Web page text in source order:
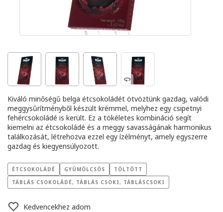
Kiváló minőségű belga étcsokoládét ötvöztünk gazdag, valódi
meggysűrítményből készült krémmel, melyhez egy csipetnyi
fehércsokoládé is került. Ez a tökéletes kombináció segít
kiemelni az étcsokoládé és a meggy savasságának harmonikus
találkozását, létrehozva ezzel egy ízélményt, amely egyszerre
gazdag és kiegyensúlyozott.
ÉTCSOKOLÁDÉ GYÜMÖLCSÖS
TÖLTÖTT
TÁBLÁS CSOKOLÁDÉ, TÁBLÁS CSOKI, TÁBLÁSCSOKI
Kedvencekhez adom